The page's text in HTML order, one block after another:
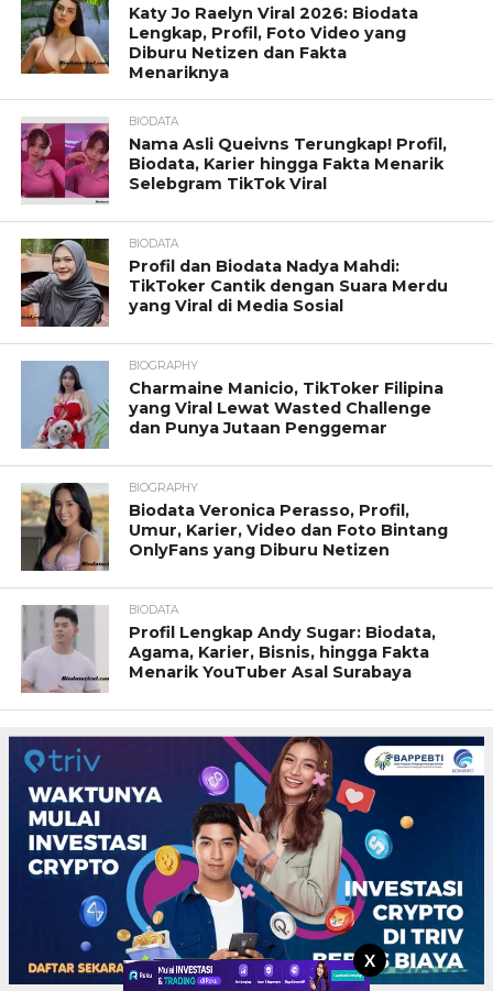
X
Katy Jo Raelyn Viral 2026: Biodata
Lengkap, Profil, Foto Video yang
Diburu Netizen dan Fakta
Menariknya
BIODATA
Nama Asli Queivns Terungkap! Profil,
Biodata, Karier hingga Fakta Menarik
Selebgram TikTok Viral
BIODATA
Profil dan Biodata Nadya Mahdi:
TikToker Cantik dengan Suara Merdu
yang Viral di Media Sosial
BIOGRAPHY
Charmaine Manicio, TikToker Filipina
yang Viral Lewat Wasted Challenge
dan Punya Jutaan Penggemar
BIOGRAPHY
Biodata Veronica Perasso, Profil,
Umur, Karier, Video dan Foto Bintang
OnlyFans yang Diburu Netizen
BIODATA
Profil Lengkap Andy Sugar: Biodata,
Agama, Karier, Bisnis, hingga Fakta
Menarik YouTuber Asal Surabaya